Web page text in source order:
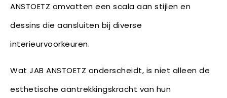
ANSTOETZ omvatten een scala aan stijlen en
dessins die aansluiten bij diverse
interieurvoorkeuren.
Wat JAB ANSTOETZ onderscheidt, is niet alleen de
esthetische aantrekkingskracht van hun